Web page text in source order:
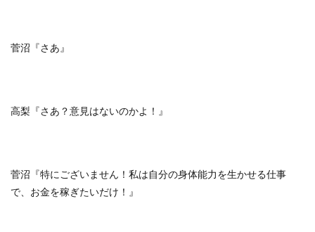
菅沼『さあ』
高梨『さあ？意見はないのかよ！』
菅沼『特にございません！私は自分の身体能力を生かせる仕事
で、お金を稼ぎたいだけ！』